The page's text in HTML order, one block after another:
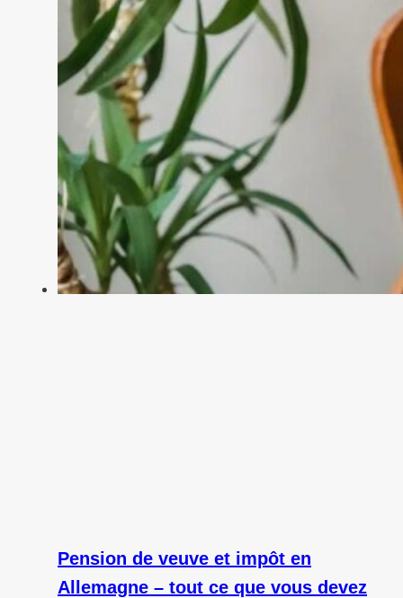
Pension de veuve et impôt en
Allemagne – tout ce que vous devez